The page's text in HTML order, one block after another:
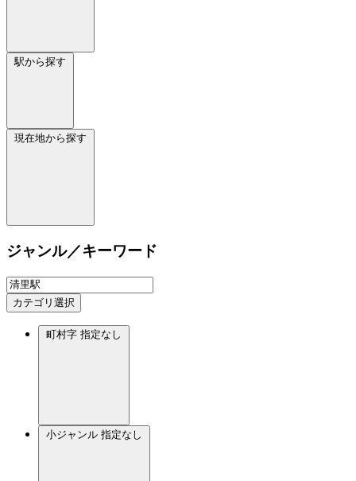
駅から探す
現在地から探す
ジャンル／キーワード
カテゴリ選択
町村字 指定なし
小ジャンル 指定なし